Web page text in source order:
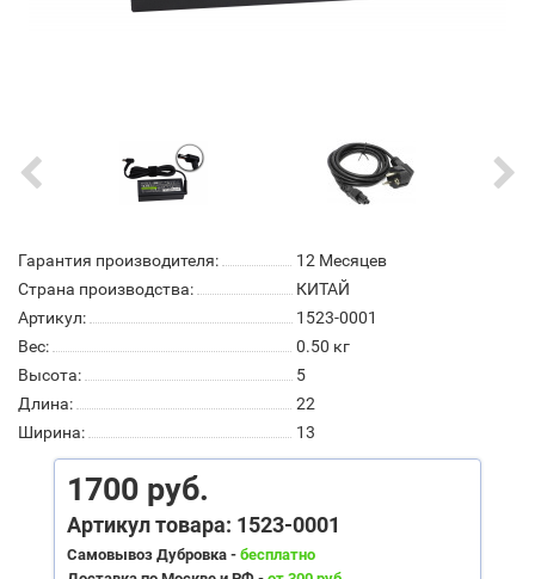
Гарантия производителя:
12 Месяцев
Страна производства:
КИТАЙ
Артикул:
1523-0001
Вес:
0.50 кг
Высота:
5
Длина:
22
Ширина:
13
1700 руб.
Артикул товара: 1523-0001
Самовывоз Дубровка - бесплатно